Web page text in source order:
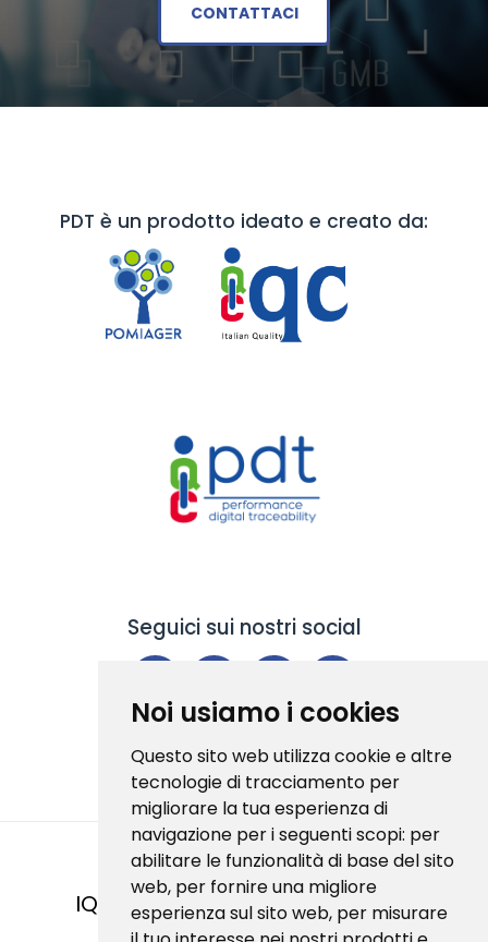
Noi usiamo i cookies
Questo sito web utilizza cookie e altre
tecnologie di tracciamento per
migliorare la tua esperienza di
navigazione per i seguenti scopi: per
abilitare le funzionalità di base del sito
web, per fornire una migliore
esperienza sul sito web, per misurare
CONTATTACI
PDT è un prodotto ideato e creato da:
Seguici sui nostri social
IQC S.R.L| Via di Corticella 181/3 - 40128
Bologna (BO) | P.IVA 03332011208